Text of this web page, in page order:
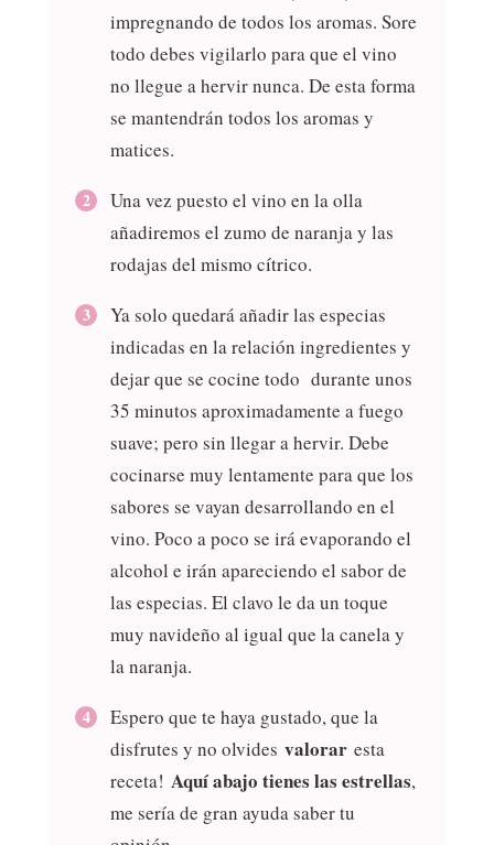
impregnando de todos los aromas. Sore
todo debes vigilarlo para que el vino
no llegue a hervir nunca. De esta forma
se mantendrán todos los aromas y
matices.
Una vez puesto el vino en la olla
añadiremos el zumo de naranja y las
rodajas del mismo cítrico.
Ya solo quedará añadir las especias
indicadas en la relación ingredientes y
dejar que se cocine todo durante unos
35 minutos aproximadamente a fuego
suave; pero sin llegar a hervir. Debe
cocinarse muy lentamente para que los
sabores se vayan desarrollando en el
vino. Poco a poco se irá evaporando el
alcohol e irán apareciendo el sabor de
las especias. El clavo le da un toque
muy navideño al igual que la canela y
la naranja.
Espero que te haya gustado, que la
disfrutes y no olvides valorar esta
receta! Aquí abajo tienes las estrellas,
me sería de gran ayuda saber tu